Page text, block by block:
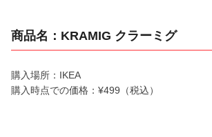
商品名：KRAMIG クラーミグ
購入場所：IKEA
購入時点での価格：¥499（税込）